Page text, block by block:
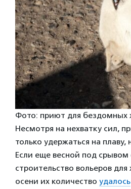
Фото: приют для бездомных
Несмотря на нехватку сил,
только удержаться на плаву,
Если еще весной под срывом
строительство вольеров
осени их количество удалось